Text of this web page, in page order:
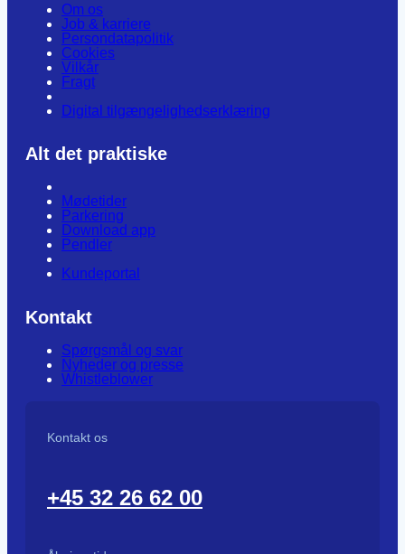
Om os
Job & karriere
Persondatapolitik
Cookies
Vilkår
Fragt
Digital tilgængelighedserklæring
Alt det praktiske
Mødetider
Parkering
Download app
Pendler
Kundeportal
Kontakt
Spørgsmål og svar
Nyheder og presse
Whistleblower
Kontakt os
+45 32 26 62 00